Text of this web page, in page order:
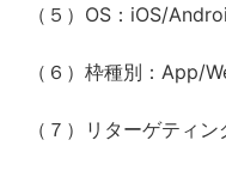
（５）OS：iOS/
（６）枠種別：App/
（７）リターゲティン